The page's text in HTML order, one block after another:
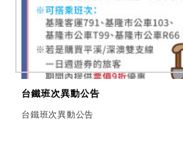
台鐵班次異動公告
台鐵班次異動公告